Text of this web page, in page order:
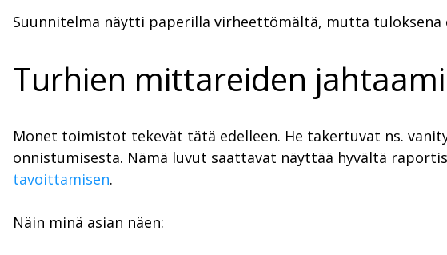
Suunnitelma näytti paperilla virheettömältä, mutta tuloksena
Turhien mittareiden
Monet toimistot tekevät tätä edelleen. He takertuvat ns.
onnistumisesta. Nämä luvut saattavat näyttää hyvältä
tavoittamisen.
Näin minä asian näen: